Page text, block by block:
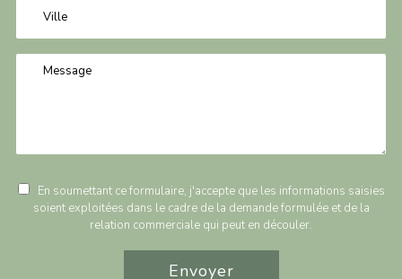
En soumettant ce formulaire, j'accepte que les informations saisies
soient exploitées dans le cadre de la demande formulée et de la
relation commerciale qui peut en découler.